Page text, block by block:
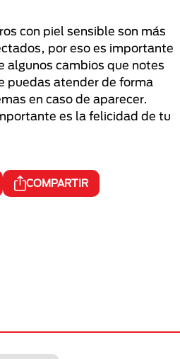
con piel sensible son más
por eso es importante
algunos cambios que notes
puedas atender de forma
en caso de aparecer.
es la felicidad de tu
COMPARTIR